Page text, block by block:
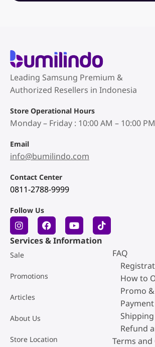
Leading Samsung Premium &
Authorized Resellers in Indonesia
Store Operational Hours
Monday – Friday : 10:00 AM – 10:00 PM
Email
info@bumilindo.com
Contact Center
0811-2788-9999
Follow Us
Services & Information
Sale
Promotions
Articles
About Us
Store Location
FAQ
How to
Promo
Payment
Refund
Terms